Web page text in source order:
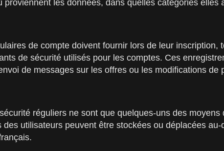
les données, dans quelles catégories
de compte doivent fournir lors de leur
de sécurité utilisés pour les comptes. Ces
de messages sur les offres ou les modifications de
réguliers ne sont que quelques-uns des
utilisateurs peuvent être stockées ou déplacées